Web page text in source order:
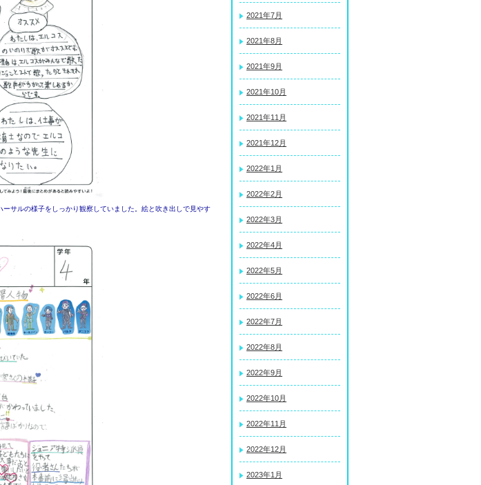
2021年7月
2021年8月
2021年9月
2021年10月
2021年11月
2021年12月
2022年1月
2022年2月
2022年3月
2022年4月
2022年5月
2022年6月
2022年7月
2022年8月
2022年9月
2022年10月
2022年11月
2022年12月
2023年1月
サルの様子をしっかり観察していました。絵と吹き出しで見やす